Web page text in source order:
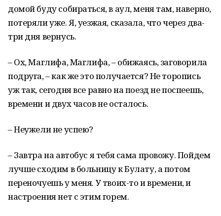
домой буду собираться, в аул, меня там, наверно,
потеряли уже. Я, уезжая, сказала, что через два-
три дня вернусь.
– Ох, Маглифа, Маглифа, – обижаясь, заговорила
подруга, – как же это получается? Не торопись
уж так, сегодня все равно на поезд не поспеешь,
времени и двух часов не осталось.
– Неужели не успею?
– Завтра на автобус я тебя сама провожу. Пойдем
лучше сходим в больницу к Булату, а потом
переночуешь у меня. У твоих-то и времени, и
настроения нет с этим горем.